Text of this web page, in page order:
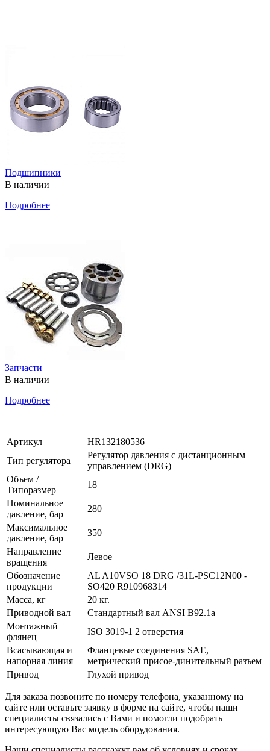
Подшипники
В наличии
Подробнее
Запчасти
В наличии
Подробнее
Артикул
HR132180536
Тип регулятора
Регулятор давления с дистанционным
управлением (DRG)
Объем /
Типоразмер
18
Номинальное
давление, бар
280
Максимальное
давление, бар
350
Направление
вращения
Левое
Обозначение
продукции
AL A10VSO 18 DRG /31L-PSC12N00 -
SO420 R910968314
Масса, кг
20 кг.
Приводной вал
Стандартный вал ANSI B92.1a
Монтажный
флянец
ISO 3019-1 2 отверстия
Всасывающая и
напорная линия
Фланцевые соединения SAE,
метрический присое-динительный разъем
Привод
Глухой привод
Для заказа позвоните по номеру телефона, указанному на
сайте или оставьте заявку в форме на сайте, чтобы наши
специалисты связались с Вами и помогли подобрать
интересующую Вас модель оборудования.